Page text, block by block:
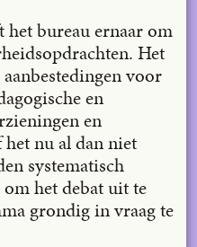
bureau ernaar om
Het
voor
en
en
nu al dan niet
systematisch
het debat uit te
grondig in vraag te